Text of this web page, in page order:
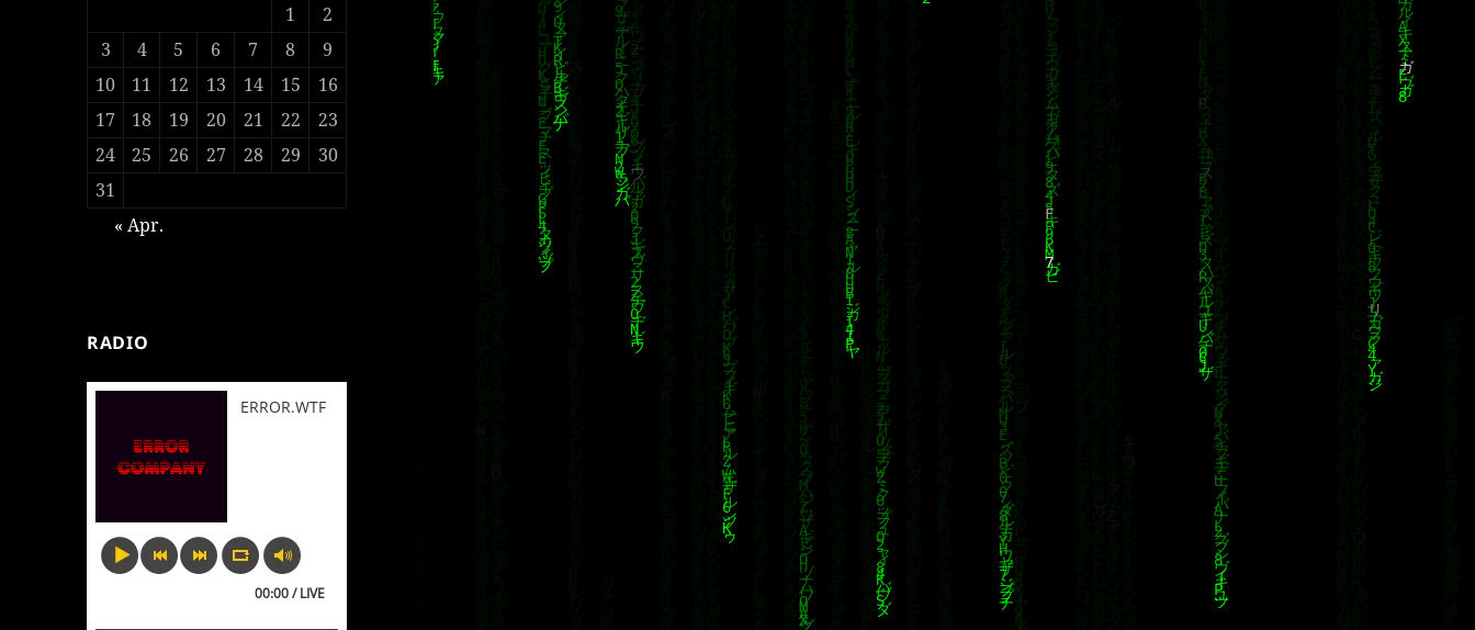
1
2
3
4 5 6 7 8
9
10
11 12 13 14 15
16
17
18 19 20 21 22
23
24
25 26 27 28 29
30
31
« Apr.
RADIO
ERROR.WTF
00:00 / LIVE